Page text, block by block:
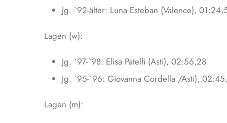
Jg. `92-älter: Luna Esteban (Valence),
Lagen (w):
Jg. `97-`98: Elisa Patelli (Asti), 02:56,28
Jg. `95-`96: Giovanna Cordella /Asti),
Lagen (m):